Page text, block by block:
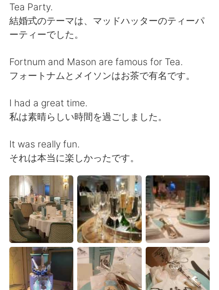
Русский
Indonesia
Türkçe Tiếng Việt
Tea Party.
結婚式のテーマは、マッドハッターのティーパ
ーティーでした。
Fortnum and Mason are famous for Tea.
フォートナムとメイソンはお茶で有名です。
I had a great time.
私は素晴らしい時間を過ごしました。
It was really fun.
それは本当に楽しかったです。